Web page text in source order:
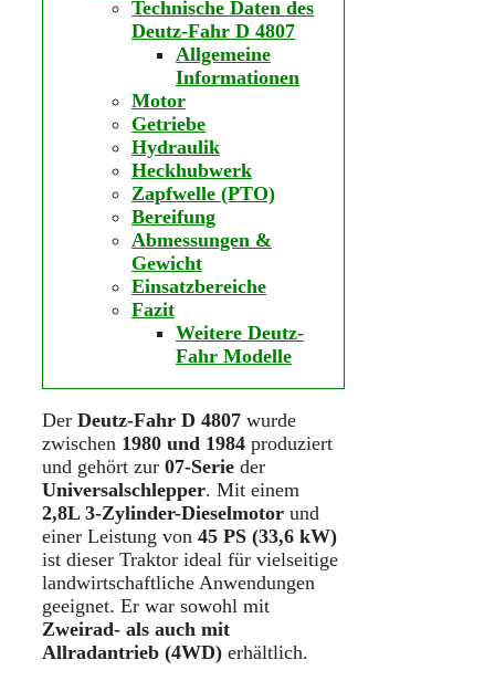
Technische Daten des
Deutz-Fahr D 4807
Allgemeine
Informationen
Motor
Getriebe
Hydraulik
Heckhubwerk
Zapfwelle (PTO)
Bereifung
Abmessungen &
Gewicht
Einsatzbereiche
Fazit
Weitere Deutz-
Fahr Modelle
Der Deutz-Fahr D 4807 wurde
zwischen 1980 und 1984 produziert
und gehört zur 07-Serie der
Universalschlepper. Mit einem
2,8L 3-Zylinder-Dieselmotor und
einer Leistung von 45 PS (33,6 kW)
ist dieser Traktor ideal für vielseitige
landwirtschaftliche Anwendungen
geeignet. Er war sowohl mit
Zweirad- als auch mit
Allradantrieb (4WD) erhältlich.